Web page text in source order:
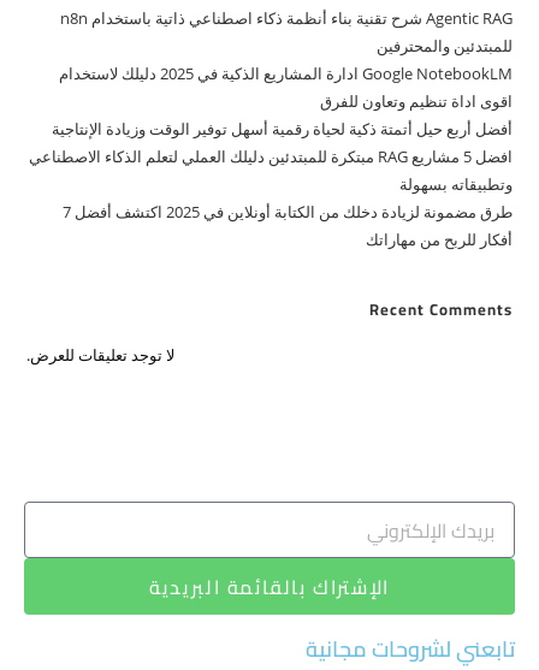
Agentic RAG شرح تقنية بناء أنظمة ذكاء اصطناعي ذاتية باستخدام n8n
للمبتدئين والمحترفين
Google NotebookLM ادارة المشاريع الذكية في 2025 دليلك لاستخدام
اقوى اداة تنظيم وتعاون للفرق
أفضل أربع حيل أتمتة ذكية لحياة رقمية أسهل توفير الوقت وزيادة الإنتاجية
افضل 5 مشاريع RAG مبتكرة للمبتدئين دليلك العملي لتعلم الذكاء الاصطناعي
وتطبيقاته بسهولة
طرق مضمونة لزيادة دخلك من الكتابة أونلاين في 2025 اكتشف أفضل 7
أفكار للربح من مهاراتك
Recent Comments
لا توجد تعليقات للعرض.
الإشتراك بالقائمة البريدية
تابعني لشروحات مجانية